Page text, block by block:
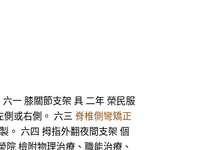
一 膝關節支架 具 二年 榮民服
或右側。 六三 脊椎側彎矯正
。 六四 拇指外翻夜間支架 個
檢附物理治療、職能治療、